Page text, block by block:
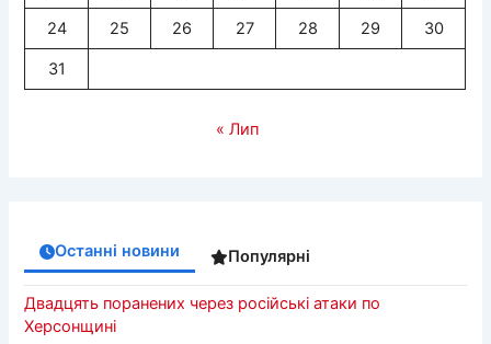
24 25 26 27 28 29 30
31
« Лип
Останні новини Популярні
Двадцять поранених через російські атаки по
Херсонщині